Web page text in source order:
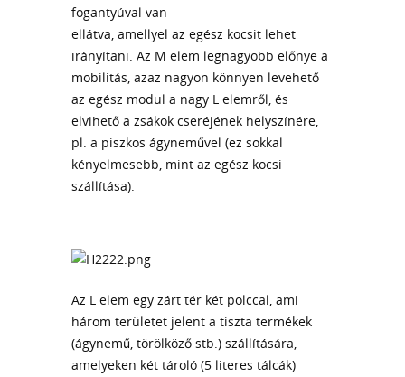
fogantyúval van
ellátva, amellyel az egész kocsit lehet
irányítani. Az M elem legnagyobb előnye a
mobilitás, azaz nagyon könnyen levehető
az egész modul a nagy L elemről, és
elvihető a zsákok cseréjének helyszínére,
pl. a piszkos ágyneművel (ez sokkal
kényelmesebb, mint az egész kocsi
szállítása).
Az L elem egy zárt tér két polccal, ami
három területet jelent a tiszta termékek
(ágynemű, törölköző stb.) szállítására,
amelyeken két tároló (5 literes tálcák)